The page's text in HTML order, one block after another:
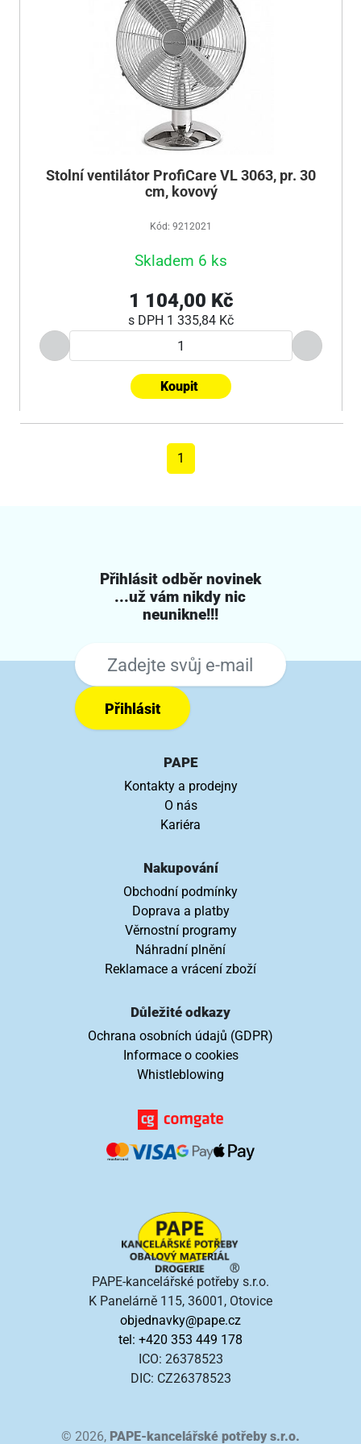
Stolní ventilátor ProfiCare VL 3063, pr. 30
cm, kovový
Kód: 9212021
Skladem 6 ks
1 104,00 Kč
s DPH 1 335,84 Kč
Koupit
1
Přihlásit odběr novinek
...už vám nikdy nic
neunikne!!!
Přihlásit
PAPE
Kontakty a prodejny
O nás
Kariéra
Nakupování
Obchodní podmínky
Doprava a platby
Věrnostní programy
Náhradní plnění
Reklamace a vrácení zboží
Důležité odkazy
Ochrana osobních údajů (GDPR)
Informace o cookies
Whistleblowing
PAPE-kancelářské potřeby s.r.o.
K Panelárně 115, 36001, Otovice
objednavky@pape.cz
tel: +420 353 449 178
ICO: 26378523
DIC: CZ26378523
© 2026, PAPE-kancelářské potřeby s.r.o.